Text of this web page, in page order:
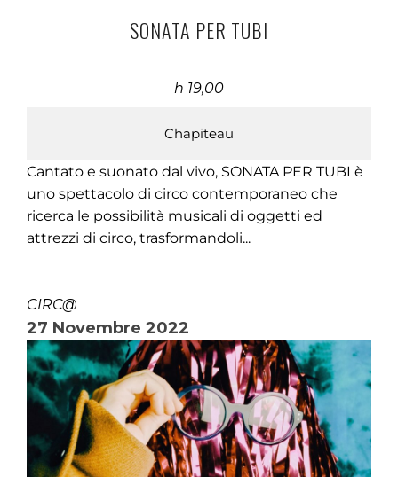
SONATA PER TUBI
h 19,00
Chapiteau
Cantato e suonato dal vivo, SONATA PER TUBI è
uno spettacolo di circo contemporaneo che
ricerca le possibilità musicali di oggetti ed
attrezzi di circo, trasformandoli...
CIRC@
27 Novembre 2022